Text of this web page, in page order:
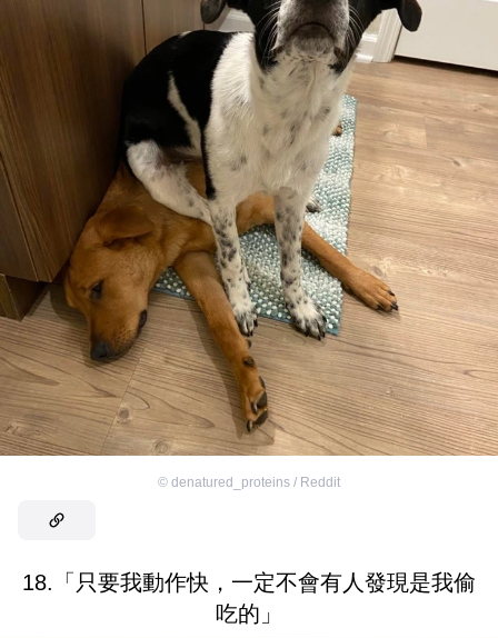
© denatured_proteins / Reddit
18.「只要我動作快，一定不會有人發現是我偷
吃的」